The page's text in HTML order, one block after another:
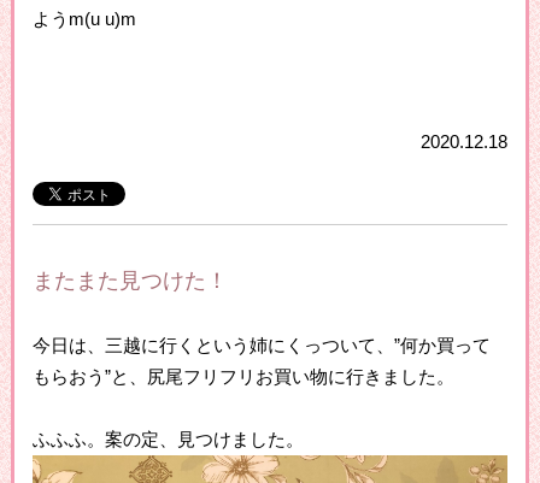
ようm(u u)m
2020.12.18
またまた見つけた！
今日は、三越に行くという姉にくっついて、”何か買って
もらおう”と、尻尾フリフリお買い物に行きました。
ふふふ。案の定、見つけました。